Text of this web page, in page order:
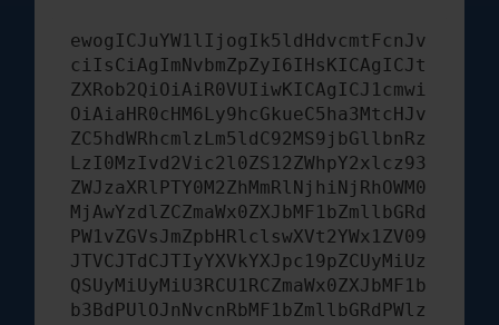
ewogICJuYW1lIjogIk5ldHdvcmtFcnJv
ciIsCiAgImNvbmZpZyI6IHsKICAgICJt
ZXRob2QiOiAiR0VUIiwKICAgICJ1cmwi
OiAiaHR0cHM6Ly9hcGkueC5ha3MtcHJv
ZC5hdWRhcmlzLm5ldC92MS9jbGllbnRz
LzI0MzIvd2Vic2l0ZS12ZWhpY2xlcz93
ZWJzaXRlPTY0M2ZhMmRlNjhiNjRhOWM0
MjAwYzdlZCZmaWx0ZXJbMF1bZmllbGRd
PW1vZGVsJmZpbHRlclswXVt2YWx1ZV09
JTVCJTdCJTIyYXVkYXJpc19pZCUyMiUz
QSUyMiUyMiU3RCU1RCZmaWx0ZXJbMF1b
b3BdPUlOJnNvcnRbMF1bZmllbGRdPWlz